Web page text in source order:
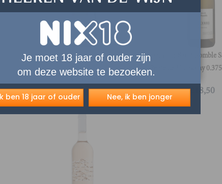
Séries Cerceal Douro DOC
€34,95
Domaine Saint Romble
Pente de Maimbray 0.375
€ 18,50
Je moet 18 jaar of ouder zijn
om deze website te bezoeken.
ben 18 jaar of ouder Nee, ik ben jonger